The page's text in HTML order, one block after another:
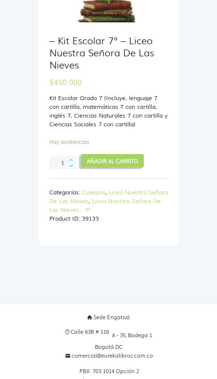
– Kit Escolar 7° – Liceo
Nuestra Señora De Las
Nieves
$450.000
Kit Escolar Grado 7 (Incluye, lenguaje 7
con cartilla, matemáticas 7 con cartilla,
inglés 7, Ciencias Naturales 7 con cartilla y
Ciencias Sociales 7 con cartilla)
Hay existencias
Escolar
-
Liceo
Nuestra
Señora
AÑADIR AL CARRITO
Categorías: Colegios, Liceo Nuestra Señora
De Las Nieves, Liceo Nuestra Señora De
Las Nieves - 7°
Product ID: 39133
Sede Engativá
Calle 63B # 116 A - 35, Bodega 1
Bogotá DC
comercial@eurekalibros.com.co
PBX: 703 1014 Opción 2